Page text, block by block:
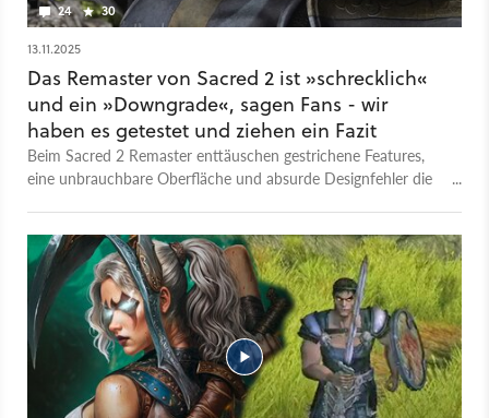
24 30
13.11.2025
Das Remaster von Sacred 2 ist »schrecklich«
und ein »Downgrade«, sagen Fans - wir
haben es getestet und ziehen ein Fazit
Beim Sacred 2 Remaster enttäuschen gestrichene Features,
eine unbrauchbare Oberfläche und absurde Designfehler die